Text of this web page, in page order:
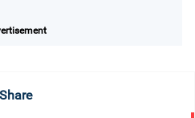
Share